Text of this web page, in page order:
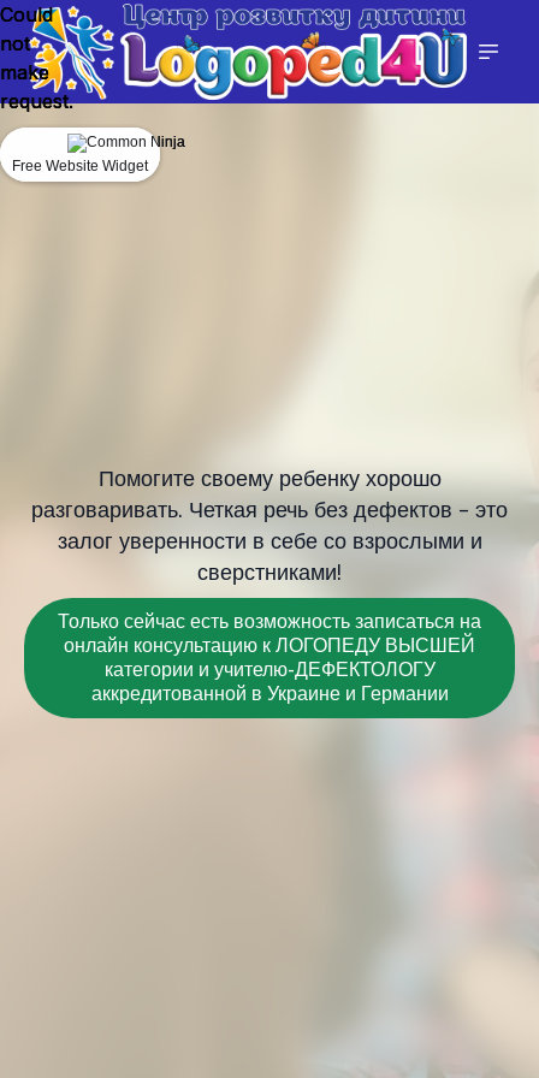
Помогите своему ребенку хорошо
разговаривать. Четкая речь без дефектов – это
залог уверенности в себе со взрослыми и
сверстниками!
Только сейчас есть возможность записаться на
онлайн консультацию к ЛОГОПЕДУ ВЫСШЕЙ
категории и учителю-ДЕФЕКТОЛОГУ
аккредитованной в Украине и Германии
Could
not
make
request.
Free Website Widget
Could
not
make
request.
Free Website Widget
Could
not
make
request.
Free Website Widget